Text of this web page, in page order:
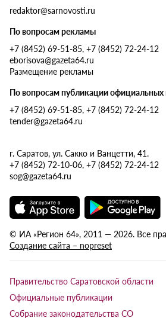
redaktor@sarnovosti.ru
По вопросам рекламы
+7 (8452) 69-51-85, +7 (8452) 72-24-12
eborisova@gazeta64.ru
Размещение рекламы
По вопросам публикации официальных
+7 (8452) 69-51-85, +7 (8452) 72-24-12
tender@gazeta64.ru
г. Саратов, ул. Сакко и Ванцетти, 41.
+7 (8452) 72-10-06, +7 (8452) 72-24-12
sog@gazeta64.ru
© ИА «Регион 64», 2011 — 2026. Все
Создание сайта – nopreset
Правительство Саратовской области
Официальные публикации
Собрание законодательства СО